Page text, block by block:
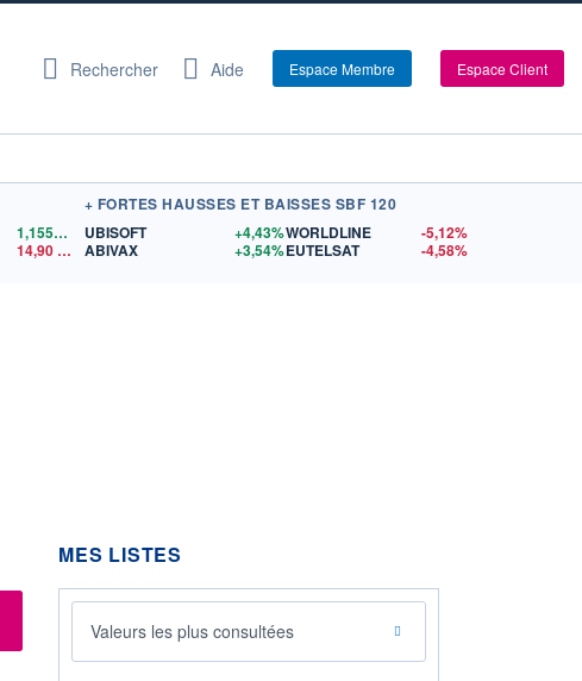
Rechercher Aide Espace Membre Espace Client
1,1559$US
14,90
+ FORTES HAUSSES ET BAISSES SBF 120
UBISOFT
+4,43%
ABIVAX
+3,54%
WORLDLINE
-5,12%
EUTELSAT
-4,58%
MES LISTES
Valeurs les plus consultées